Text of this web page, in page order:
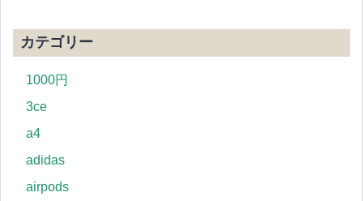
カテゴリー
1000円
3ce
a4
adidas
airpods